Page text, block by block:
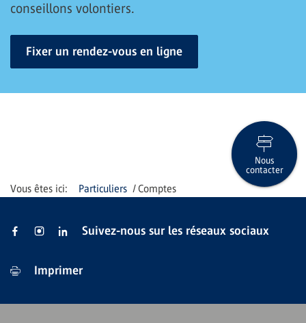
conseillons volontiers.
Fixer un rendez-vous en ligne
Particuliers Comptes
Nous
contacter
Suivez-nous sur les réseaux sociaux
Imprimer